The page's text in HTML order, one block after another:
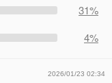
31%
4%
2026/01/23 02:34